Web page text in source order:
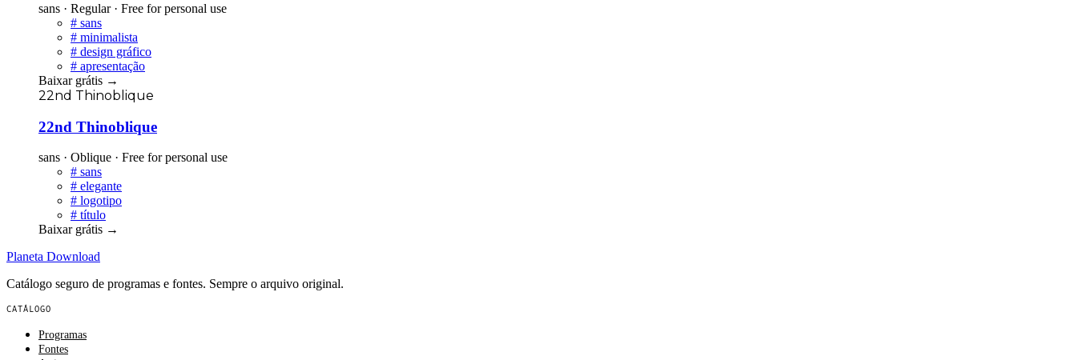
sans · Regular · Free for personal use
# sans
# minimalista
# design gráfico
# apresentação
Baixar grátis →
22nd Thinoblique
22nd Thinoblique
sans · Oblique · Free for personal use
# sans
# elegante
# logotipo
# título
Baixar grátis →
Planeta Download
Catálogo seguro de programas e fontes. Sempre o arquivo original.
CATÁLOGO
Programas
Fontes